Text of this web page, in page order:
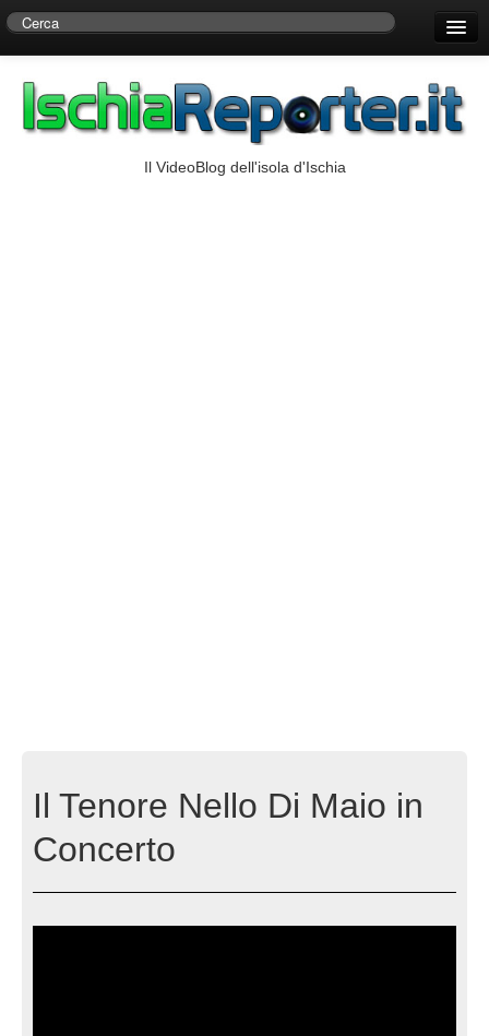
Centro di Ricerche Storiche D’Ambra
Il VideoBlog dell'isola d'Ischia
Il Tenore Nello Di Maio in
Concerto